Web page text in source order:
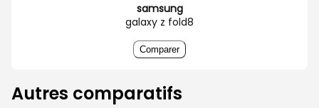
samsung
galaxy z fold8
Comparer
Autres comparatifs